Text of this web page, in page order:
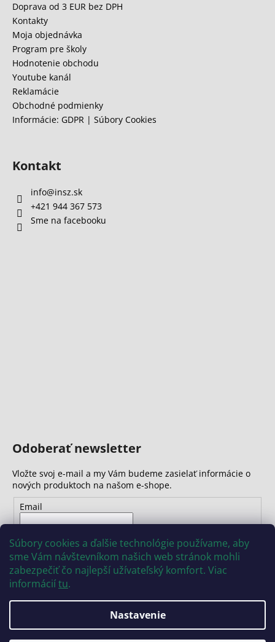
Súbory cookies a ďalšie technológie používame, aby
sme Vám návštevníkom našich web stránok mohli
zabezpečiť čo najlepší užívateľský komfort. Viac
informáciítu.
Nastavenie
Doprava od 3 EUR bez DPH
Kontakty
Moja objednávka
Program pre školy
Hodnotenie obchodu
Youtube kanál
Reklamácie
Obchodné podmienky
Informácie: GDPR | Súbory Cookies
Kontakt
info@insz.sk
+421 944 367 573
Sme na facebooku
Odoberať newsletter
Vložte svoj e-mail a my Vám budeme zasielať informácie o
nových produktoch na našom e-shope.
Email
osobných údajov
PRIHLÁSIŤ SA